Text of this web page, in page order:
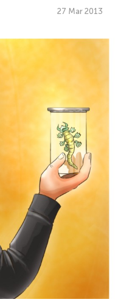
27 Mar 2013